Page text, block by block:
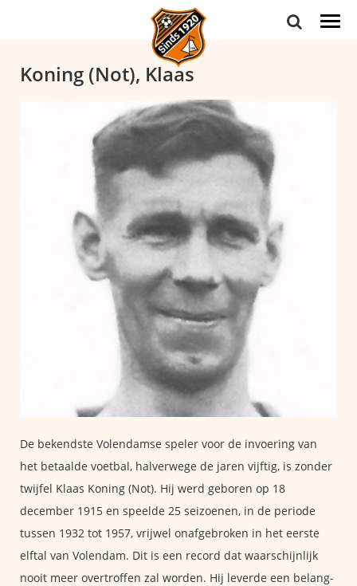
Koning (Not), Klaas
De bekendste Volendamse speler voor de invoering van
het betaalde voetbal, halverwege de jaren vijftig, is zonder
twijfel Klaas Koning (Not). Hij werd geboren op 18
december 1915 en speelde 25 seizoenen, in de periode
tussen 1932 tot 1957, vrijwel onafgebroken in het eerste
elftal van Volendam. Dit is een record dat waarschijnlijk
nooit meer overtroffen zal worden. Hij leverde een belang­